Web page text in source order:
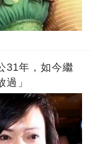
31年，如今繼
」